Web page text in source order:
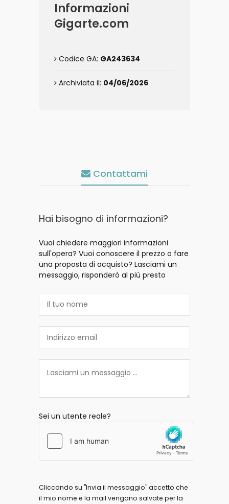
Informazioni
Gigarte.com
Codice GA: GA243634
Archiviata il: 04/06/2026
Contattami
Hai bisogno di informazioni?
Vuoi chiedere maggiori informazioni
sull'opera? Vuoi conoscere il prezzo o fare
una proposta di acquisto? Lasciami un
messaggio, risponderò al più presto
Sei un utente reale?
Cliccando su "Invia il messaggio" accetto che
il mio nome e la mail vengano salvate per la